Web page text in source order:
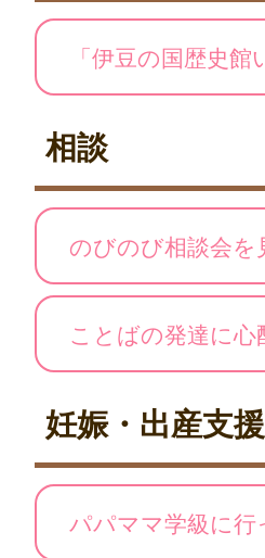
「伊豆の国歴史
相談
のびのび相談会を
ことばの発達に
妊娠・出産支援
パパママ学級に